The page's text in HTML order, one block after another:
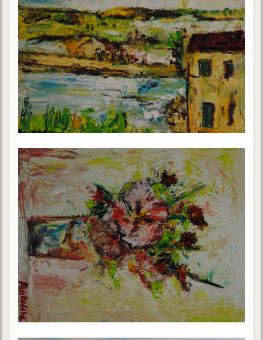
Gabriel Delanne
1857-1926
Chico Xavier
1910-2002
Divaldo Franco
1927-2025
Bibliothèque
Ouvrages
Bibliothèque spirite
Documents
Bulletins "Le Spiritisme"
Journal trimestriel
Newsletters
trimestrielles
Sujets du mois
Citations